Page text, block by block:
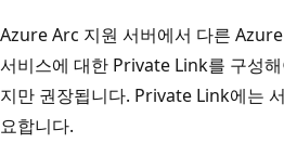
Azure Arc 지원 서버에서 다른
서비스에 대한 Private Link를 구성
지만 권장됩니다. Private Link에는
요합니다.